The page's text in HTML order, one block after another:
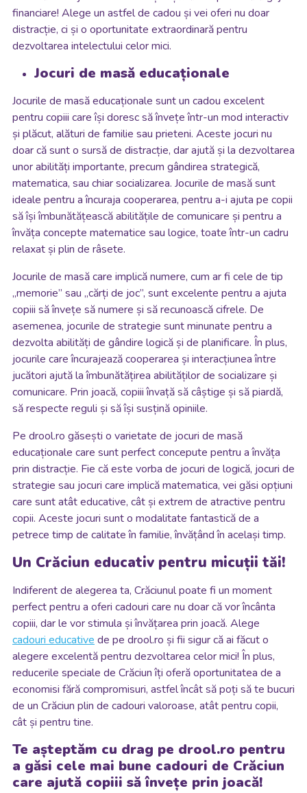
financiare! Alege un astfel de cadou și vei oferi nu doar
distracție, ci și o oportunitate extraordinară pentru
dezvoltarea intelectului celor mici.
Jocuri de masă educaționale
Jocurile de masă educaționale sunt un cadou excelent
pentru copiii care își doresc să învețe într-un mod interactiv
și plăcut, alături de familie sau prieteni. Aceste jocuri nu
doar că sunt o sursă de distracție, dar ajută și la dezvoltarea
unor abilități importante, precum gândirea strategică,
matematica, sau chiar socializarea. Jocurile de masă sunt
ideale pentru a încuraja cooperarea, pentru a-i ajuta pe copii
să își îmbunătățească abilitățile de comunicare și pentru a
învăța concepte matematice sau logice, toate într-un cadru
relaxat și plin de râsete.
Jocurile de masă care implică numere, cum ar fi cele de tip
„memorie” sau „cărți de joc”, sunt excelente pentru a ajuta
copiii să învețe să numere și să recunoască cifrele. De
asemenea, jocurile de strategie sunt minunate pentru a
dezvolta abilități de gândire logică și de planificare. În plus,
jocurile care încurajează cooperarea și interacțiunea între
jucători ajută la îmbunătățirea abilităților de socializare și
comunicare. Prin joacă, copiii învață să câștige și să piardă,
să respecte reguli și să își susțină opiniile.
Pe drool.ro găsești o varietate de jocuri de masă
educaționale care sunt perfect concepute pentru a învăța
prin distracție. Fie că este vorba de jocuri de logică, jocuri de
strategie sau jocuri care implică matematica, vei găsi opțiuni
care sunt atât educative, cât și extrem de atractive pentru
copii. Aceste jocuri sunt o modalitate fantastică de a
petrece timp de calitate în familie, învățând în același timp.
Un Crăciun educativ pentru micuții tăi!
Indiferent de alegerea ta, Crăciunul poate fi un moment
perfect pentru a oferi cadouri care nu doar că vor încânta
copiii, dar le vor stimula și învățarea prin joacă. Alege
cadouri educative de pe drool.ro și fii sigur că ai făcut o
alegere excelentă pentru dezvoltarea celor mici! În plus,
reducerile speciale de Crăciun îți oferă oportunitatea de a
economisi fără compromisuri, astfel încât să poți să te bucuri
de un Crăciun plin de cadouri valoroase, atât pentru copii,
cât și pentru tine.
Te așteptăm cu drag pe drool.ro pentru
a găsi cele mai bune cadouri de Crăciun
care ajută copiii să învețe prin joacă!